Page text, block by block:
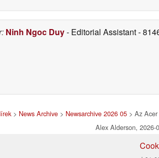
Ninh Ngoc Duy- Editorial Assistant-
> News Archive> Newsarchive 2026 05> Az Acer
Alex Alderson, 2026-